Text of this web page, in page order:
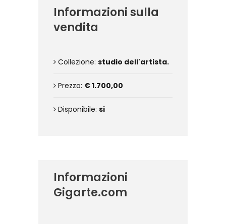
Informazioni sulla
vendita
Collezione: studio dell'artista.
Prezzo: € 1.700,00
Disponibile: si
Informazioni
Gigarte.com